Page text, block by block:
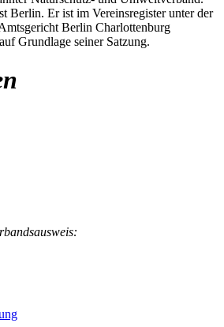
Berlin. Er ist im Vereinsregister unter der
Berlin Charlottenburg
Grundlage seiner Satzung.